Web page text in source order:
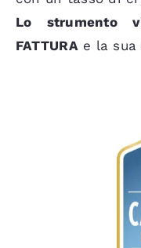
Lo strumento
FATTURA e la